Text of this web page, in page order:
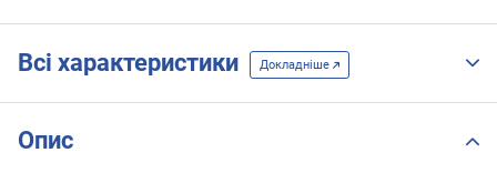
Всі характеристики Докладніше
Опис